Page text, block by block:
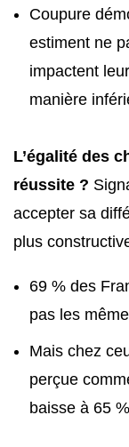
Coupure
estiment ne
impactent
manière
L’égalité des
réussite ?
accepter sa
plus
69 % des
pas les
Mais chez
perçue
baisse à 65